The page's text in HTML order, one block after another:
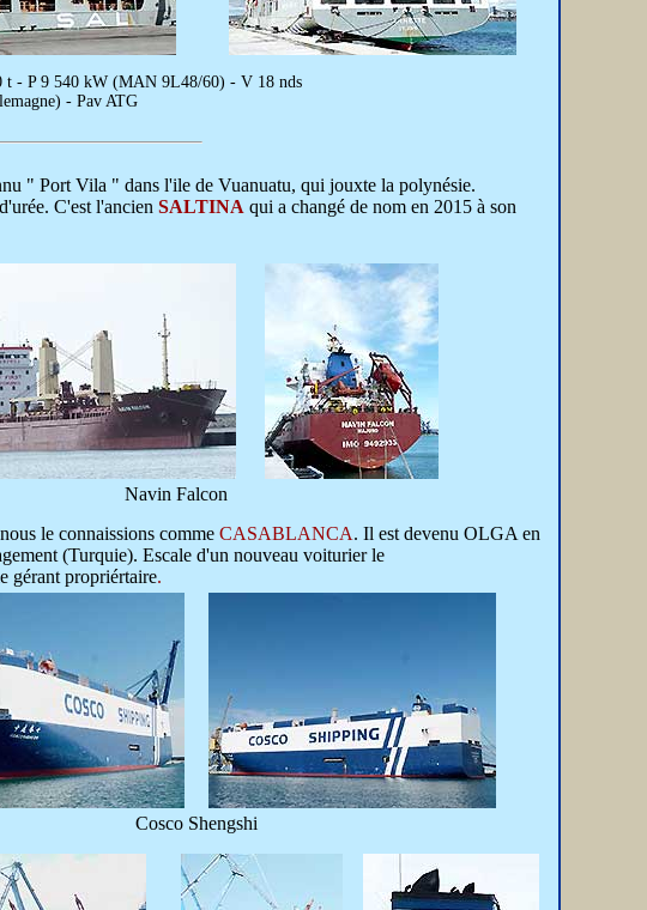
t - P 9 540 kW (MAN 9L48/60) - V 18 nds
- Pav ATG
" Port Vila " dans l'ile de Vuanuatu, qui jouxte la polynésie.
C'est l'ancien SALTINA qui a changé de nom en 2015 à son
Navin Falcon
le connaissions comme CASABLANCA. Il est devenu OLGA en
(Turquie). Escale d'un nouveau voiturier le
gérant propriértaire.
Cosco Shengshi